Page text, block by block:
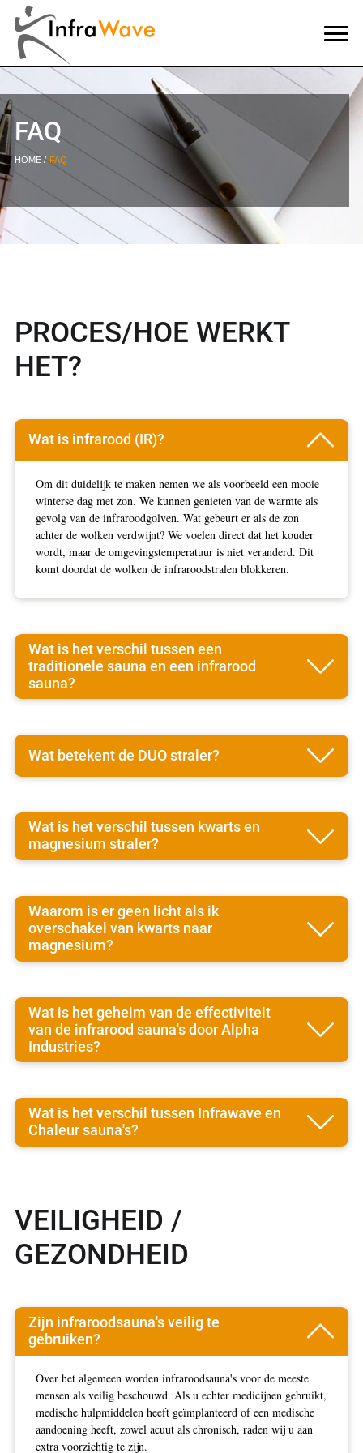
FAQ
HOME FAQ
PROCES/HOE WERKT
HET?
Wat is infrarood (IR)?
Om dit duidelijk te maken nemen we als voorbeeld een mooie
winterse dag met zon. We kunnen genieten van de warmte als
gevolg van de infraroodgolven. Wat gebeurt er als de zon
achter de wolken verdwijnt? We voelen direct dat het kouder
wordt, maar de omgevingstemperatuur is niet veranderd. Dit
komt doordat de wolken de infraroodstralen blokkeren.
Wat is het verschil tussen een
traditionele sauna en een infrarood
sauna?
Wat betekent de DUO straler?
Wat is het verschil tussen kwarts en
magnesium straler?
Waarom is er geen licht als ik
overschakel van kwarts naar
magnesium?
Wat is het geheim van de effectiviteit
van de infrarood sauna's door Alpha
Industries?
Wat is het verschil tussen Infrawave en
Chaleur sauna's?
VEILIGHEID /
GEZONDHEID
Zijn infraroodsauna's veilig te
gebruiken?
Over het algemeen worden infraroodsauna's voor de meeste
mensen als veilig beschouwd. Als u echter medicijnen gebruikt,
medische hulpmiddelen heeft geïmplanteerd of een medische
aandoening heeft, zowel acuut als chronisch, raden wij u aan
extra voorzichtig te zijn.